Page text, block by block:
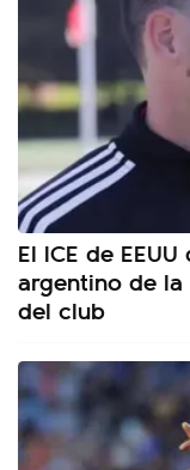
El ICE de
argentino de
del club